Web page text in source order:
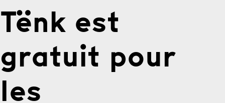
Tënk est
gratuit pour
les